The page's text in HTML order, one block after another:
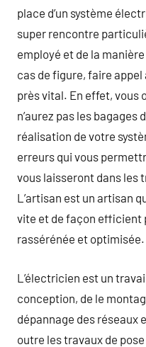
place d’un système
super rencontre
employé et de la
cas de figure, faire appel
près vital. En effet, vous
n’aurez pas les bagages
réalisation de votre
erreurs qui vous
vous laisseront dans les
L’artisan est un artisan
vite et de façon efficient
rassérénée et optimisée.
L’électricien est un
conception, de le
dépannage des réseaux
outre les travaux de